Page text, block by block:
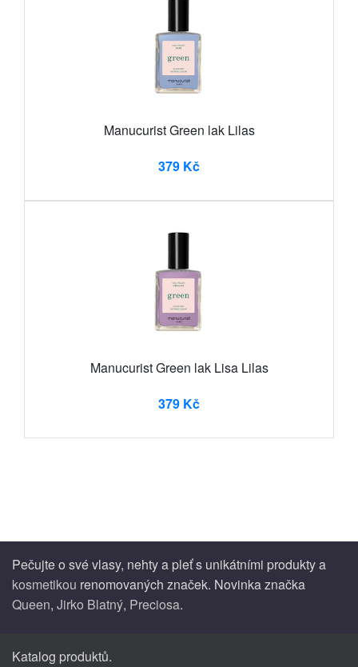
Manucurist Green lak Lilas
379 Kč
Manucurist Green lak Lisa Lilas
379 Kč
Pečujte o své vlasy, nehty a pleť s unikátními produkty a
kosmetikou renomovaných značek. Novinka značka
Queen, Jirko Blatný, Preciosa.
Katalog produktů.